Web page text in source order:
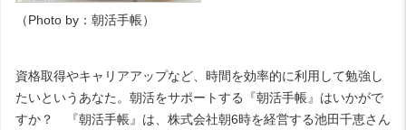
（Photo by ： 朝活手帳）
資格取得やキャリアアップなど、時間を効率的に利用して勉強し
たいというあなた。朝活をサポートする『朝活手帳』はいかがで
すか？ 『朝活手帳』は、株式会社朝6時を経営する池田千恵さん